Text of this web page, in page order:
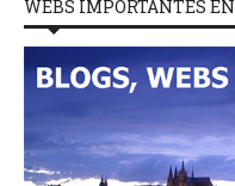
WEBS IMPORTANTES